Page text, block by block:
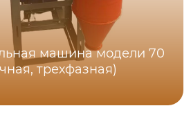
машина модели 70
трехфазная)